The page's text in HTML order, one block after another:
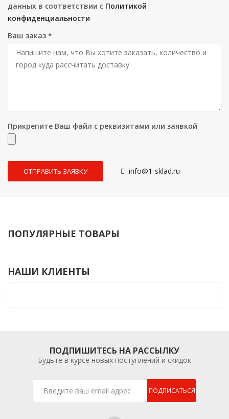
данных в соответствии с Политикой
конфиденциальности
Ваш заказ *
Прикрепите Ваш файл с реквизитами или заявкой
info@1-sklad.ru
ПОПУЛЯРНЫЕ ТОВАРЫ
НАШИ КЛИЕНТЫ
ПОДПИШИТЕСЬ НА РАССЫЛКУ
Будьте в курсе новых поступлений и скидок
ПОДПИСАТЬСЯ